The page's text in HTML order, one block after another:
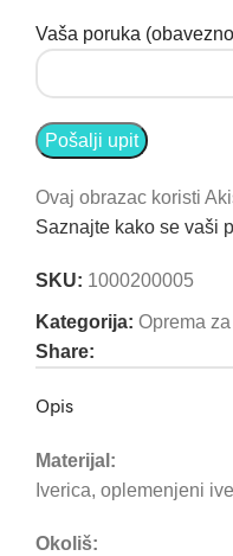
PRIJAVITE SE NA
Vaša poruka
Ovaj obrazac koristi
Saznajte kako se vaši
SKU: 1000200005
Kategorija: Oprema
Share:
Opis
Materijal:
Iverica, oplemenjeni
Okoliš: